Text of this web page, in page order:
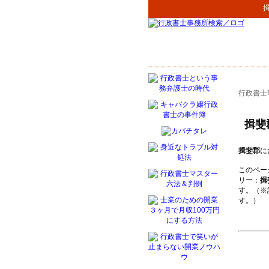
行政書士
揖斐
揖斐郡に
このペ
リー： 揖
す。（※
す。）